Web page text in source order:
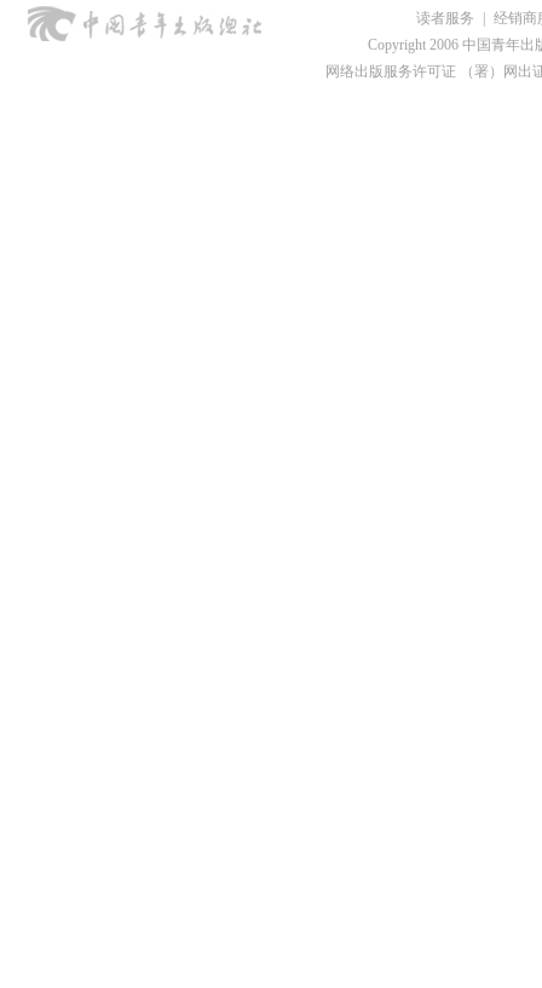
读者服务
经销商
Copyright 2006 中国青年出
网络出版服务许可证 （署）网出